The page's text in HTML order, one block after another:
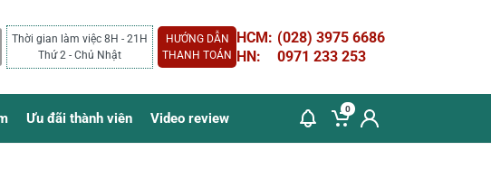
Thời gian làm việc 8H - 21H
Thứ 2 - Chủ Nhật
HƯỚNG DẪN
THANH TOÁN
HCM: (028) 3975 6686
HN:
0971 233 253
Ưu đãi thành viên Video review
0